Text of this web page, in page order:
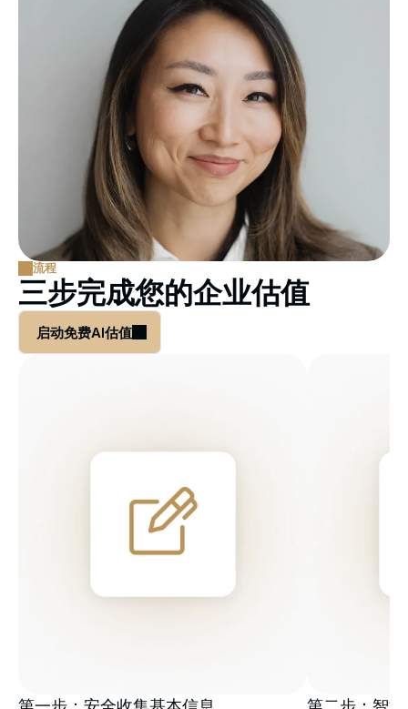
流程
三步完成您的企业估值
启动免费AI估值